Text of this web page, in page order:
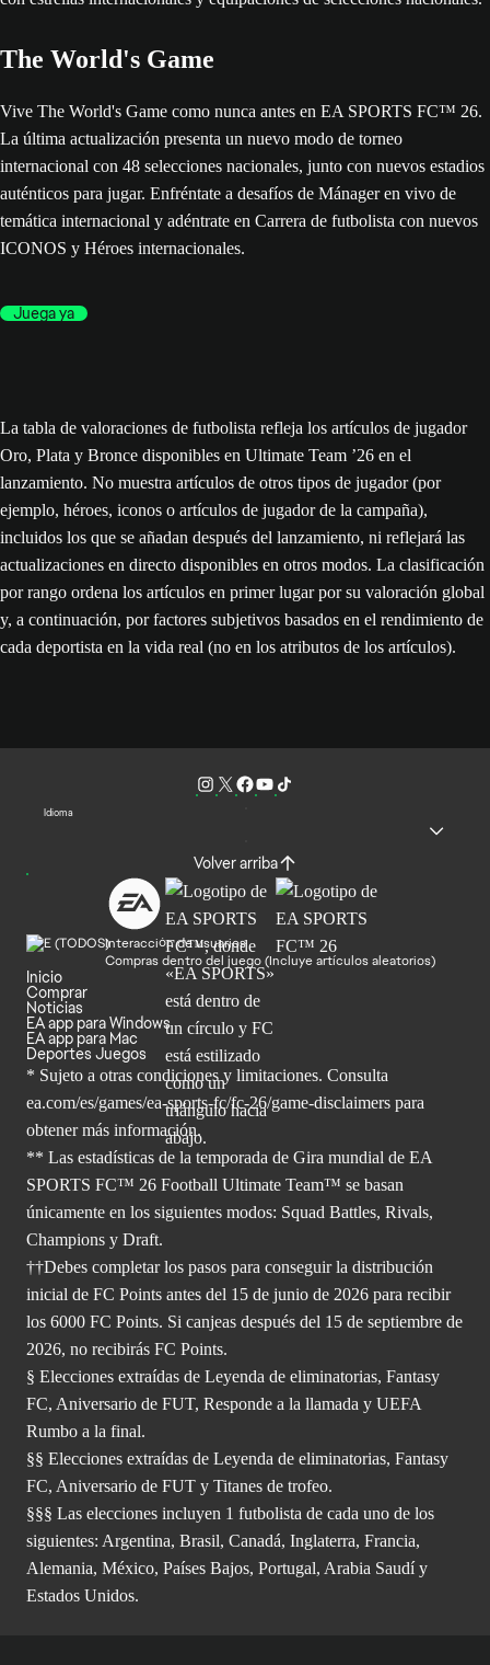
The World's Game
Vive The World's Game como nunca antes en EA SPORTS FC™ 26.
La última actualización presenta un nuevo modo de torneo
internacional con 48 selecciones nacionales, junto con nuevos estadios
auténticos para jugar. Enfréntate a desafíos de Mánager en vivo de
temática internacional y adéntrate en Carrera de futbolista con nuevos
ICONOS y Héroes internacionales.
Juega ya
La tabla de valoraciones de futbolista refleja los artículos de jugador
Oro, Plata y Bronce disponibles en Ultimate Team ’26 en el
lanzamiento. No muestra artículos de otros tipos de jugador (por
ejemplo, héroes, iconos o artículos de jugador de la campaña),
incluidos los que se añadan después del lanzamiento, ni reflejará las
actualizaciones en directo disponibles en otros modos. La clasificación
por rango ordena los artículos en primer lugar por su valoración global
y, a continuación, por factores subjetivos basados en el rendimiento de
cada deportista en la vida real (no en los atributos de los artículos).
Idioma
Volver arriba
Interacción de usuarios
Compras dentro del juego (Incluye artículos aleatorios)
Inicio
Comprar
Noticias
EA app para Windows
EA app para Mac
Deportes Juegos
* Sujeto a otras condiciones y limitaciones. Consulta
ea.com/es/games/ea-sports-fc/fc-26/game-disclaimers para
obtenermás información.
** Las estadísticas de la temporada de Gira mundial de EA
SPORTS FC™ 26 Football Ultimate Team™ se basan
únicamente en los siguientes modos: Squad Battles, Rivals,
Champions y Draft.
††Debes completar los pasos para conseguir la distribución
inicial de FC Points antes del 15 de junio de 2026 para recibir
los 6000 FC Points. Si canjeas después del 15 de septiembre de
2026, no recibirás FC Points.
§ Elecciones extraídas de Leyenda de eliminatorias, Fantasy
FC, Aniversario de FUT, Responde a la llamada y UEFA
Rumbo a la final.
§§ Elecciones extraídas de Leyenda de eliminatorias, Fantasy
FC, Aniversario de FUT y Titanes de trofeo.
§§§ Las elecciones incluyen 1 futbolista de cada uno de los
siguientes: Argentina, Brasil, Canadá, Inglaterra, Francia,
Alemania, México, Países Bajos, Portugal, Arabia Saudí y
Estados Unidos.